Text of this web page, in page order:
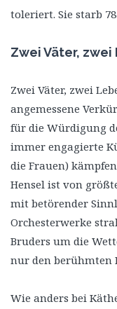
toleriert. Sie starb
Zwei Väter,
Zwei Väter, zwei
angemessene
für die Würdigung
immer engagierte
die Frauen)
Hensel ist von
mit betörender
Orchesterwerke
Bruders um die
nur den berühmten
Wie anders bei